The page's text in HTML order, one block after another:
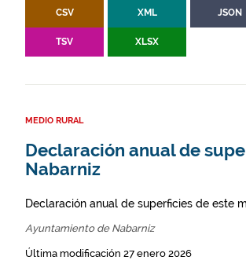
CSV XML JSON
TSV XLSX
MEDIO RURAL
Declaración anual de
Nabarniz
Declaración anual de superficies de este
Ayuntamiento de Nabarniz
Última modificación 27 enero 2026